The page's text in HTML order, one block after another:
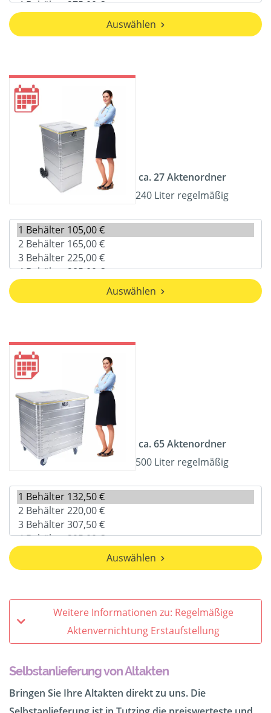
Auswählen
ca. 27 Aktenordner
240 Liter regelmäßig
Auswählen
ca. 65 Aktenordner
500 Liter regelmäßig
Auswählen
Weitere Informationen zu: Regelmäßige
Aktenvernichtung Erstaufstellung
Selbstanlieferung von Altakten
Bringen Sie Ihre Altakten direkt zu uns. Die